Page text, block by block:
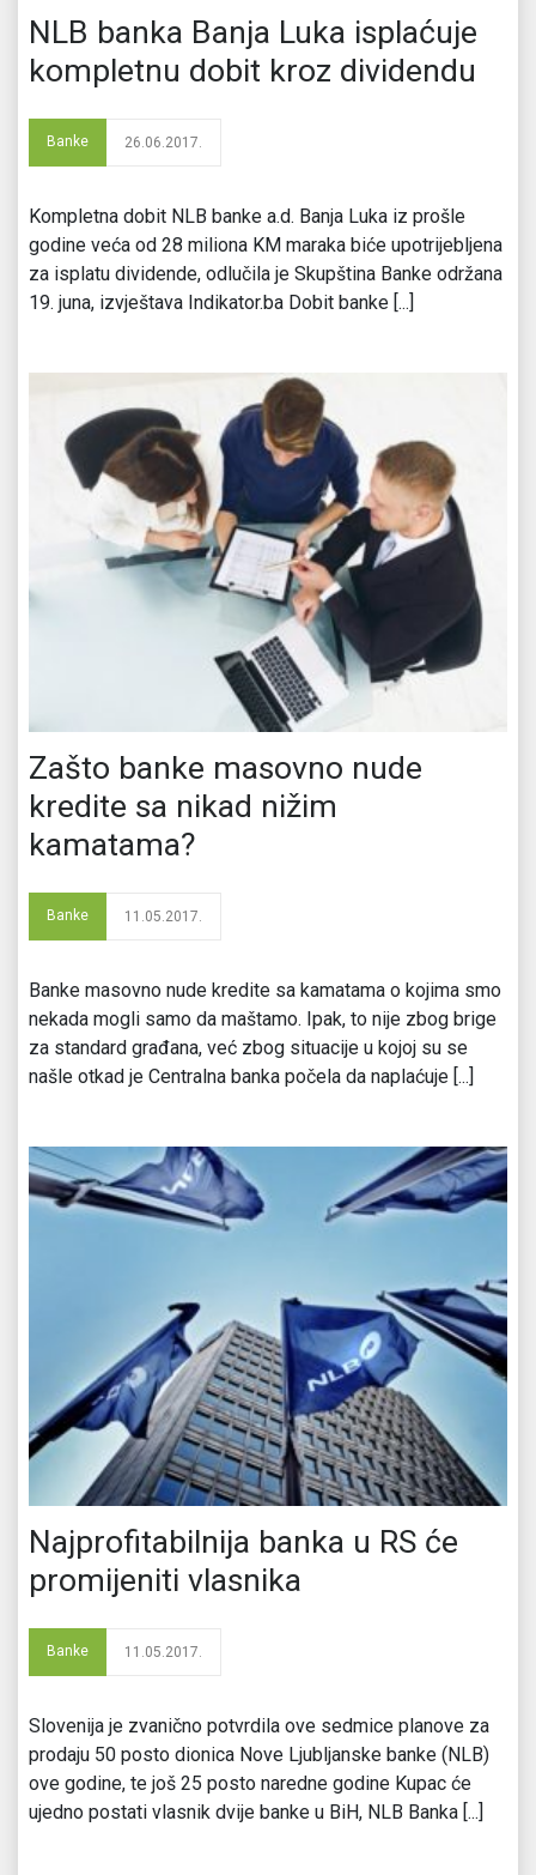
NLB banka Banja Luka isplaćuje
kompletnu dobit kroz dividendu
Banke 26.06.2017.
Kompletna dobit NLB banke a.d. Banja Luka iz prošle
godine veća od 28 miliona KM maraka biće upotrijebljena
za isplatu dividende, odlučila je Skupština Banke održana
19. juna, izvještava Indikator.ba Dobit banke [...]
Zašto banke masovno nude
kredite sa nikad nižim
kamatama?
Banke 11.05.2017.
Banke masovno nude kredite sa kamatama o kojima smo
nekada mogli samo da maštamo. Ipak, to nije zbog brige
za standard građana, već zbog situacije u kojoj su se
našle otkad je Centralna banka počela da naplaćuje [...]
Najprofitabilnija banka u RS će
promijeniti vlasnika
Banke 11.05.2017.
Slovenija je zvanično potvrdila ove sedmice planove za
prodaju 50 posto dionica Nove Ljubljanske banke (NLB)
ove godine, te još 25 posto naredne godine Kupac će
ujedno postati vlasnik dvije banke u BiH, NLB Banka [...]